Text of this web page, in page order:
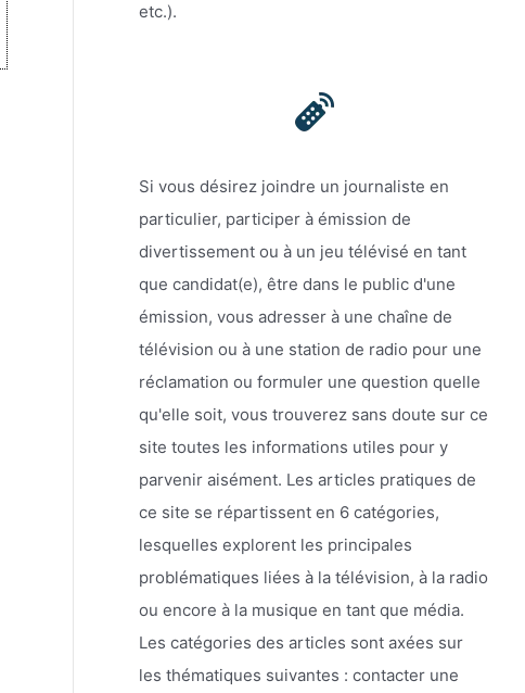
etc.).
Si vous désirez joindre un journaliste en
particulier, participer à émission de
divertissement ou à un jeu télévisé en tant
que candidat(e), être dans le public d'une
émission, vous adresser à une chaîne de
télévision ou à une station de radio pour une
réclamation ou formuler une question quelle
qu'elle soit, vous trouverez sans doute sur ce
site toutes les informations utiles pour y
parvenir aisément. Les articles pratiques de
ce site se répartissent en 6 catégories,
lesquelles explorent les principales
problématiques liées à la télévision, à la radio
ou encore à la musique en tant que média.
Les catégories des articles sont axées sur
les thématiques suivantes : contacter une